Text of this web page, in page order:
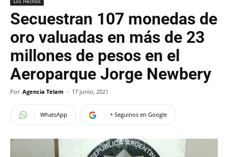
Secuestran 107 monedas de
oro valuadas en más de 23
millones de pesos en el
Aeroparque Jorge Newbery
Por Agencia Telam - 17 junio, 2021
WhatsApp + Seguinos en Google